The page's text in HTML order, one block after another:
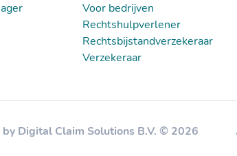
Voor bedrijven
Rechtshulpverlener
Rechtsbijstandverzekeraar
Verzekeraar
Digital Claim Solutions B.V. © 2026